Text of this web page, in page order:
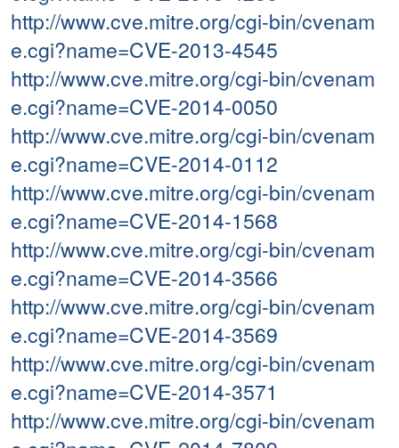
http://www.cve.mitre.org/cgi-bin/cvenam
e.cgi?name=CVE-2013-4545
http://www.cve.mitre.org/cgi-bin/cvenam
e.cgi?name=CVE-2014-0050
http://www.cve.mitre.org/cgi-bin/cvenam
e.cgi?name=CVE-2014-0112
http://www.cve.mitre.org/cgi-bin/cvenam
e.cgi?name=CVE-2014-1568
http://www.cve.mitre.org/cgi-bin/cvenam
e.cgi?name=CVE-2014-3566
http://www.cve.mitre.org/cgi-bin/cvenam
e.cgi?name=CVE-2014-3569
http://www.cve.mitre.org/cgi-bin/cvenam
e.cgi?name=CVE-2014-3571
http://www.cve.mitre.org/cgi-bin/cvenam